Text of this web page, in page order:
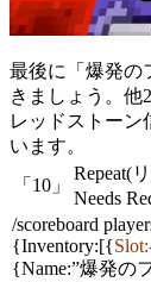
最後に「爆発の
きましょう。他
レッドストーン
います。
「10」
Repeat(
Needs
/scoreboard
{Inventory:[{
{Name:”爆発の